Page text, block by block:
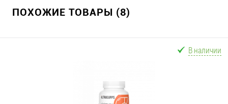
ПОХОЖИЕ ТОВАРЫ (8)
В наличии